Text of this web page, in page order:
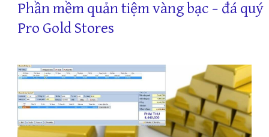
Phần mềm quản tiệm vàng bạc – đá quý
Pro Gold Stores